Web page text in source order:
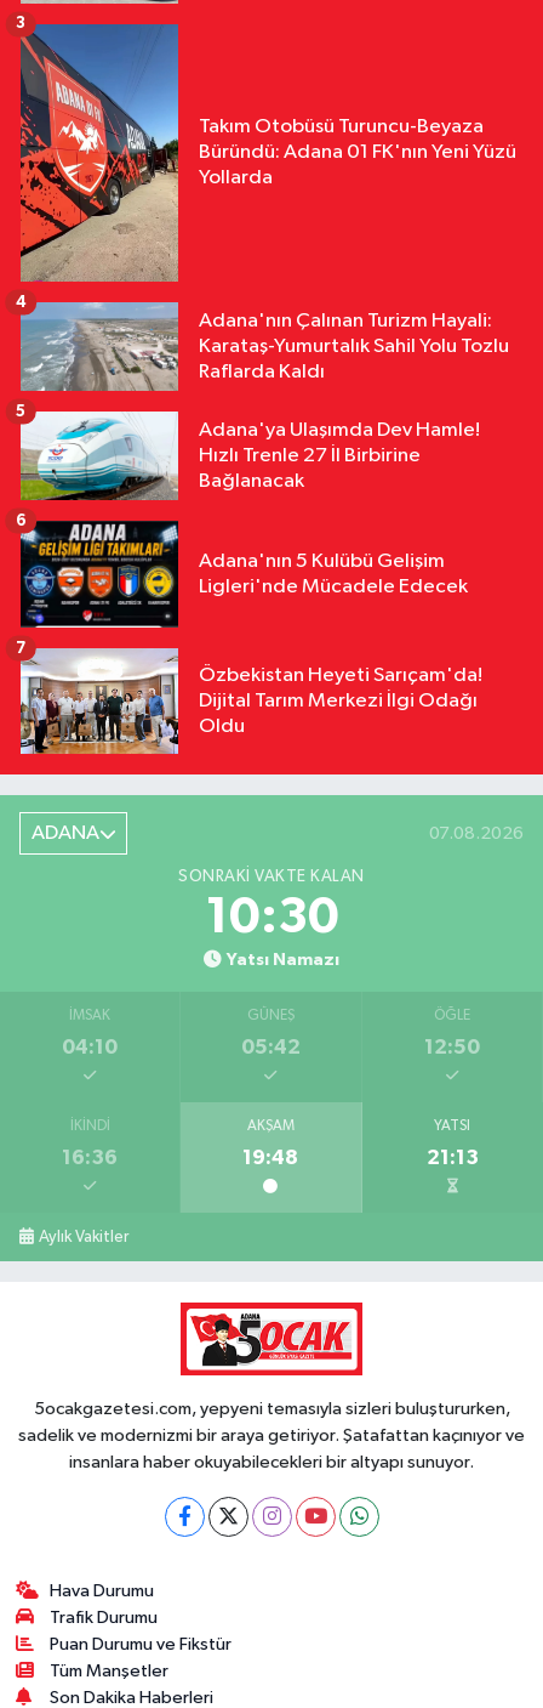
Takım Otobüsü Turuncu-Beyaza
Büründü: Adana 01 FK'nın Yeni Yüzü
Yollarda
3
Adana'nın Çalınan Turizm Hayali:
Karataş-Yumurtalık Sahil Yolu Tozlu
Raflarda Kaldı
4
Adana'ya Ulaşımda Dev Hamle!
Hızlı Trenle 27 İl Birbirine
Bağlanacak
5
Adana'nın 5 Kulübü Gelişim
Ligleri'nde Mücadele Edecek
6
Özbekistan Heyeti Sarıçam'da!
Dijital Tarım Merkezi İlgi Odağı
Oldu
7
ADANA 07.08.2026
SONRAKI VAKTE KALAN
10:29
Yatsı Namazı
İMSAK
04:10
GÜNEŞ
05:42
ÖĞLE
12:50
İKINDI
16:36
AKŞAM
19:48
YATSI
21:13
Aylık Vakitler
5ocakgazetesi.com, yepyeni temasıyla sizleri buluştururken,
sadelik ve modernizmi bir araya getiriyor. Şatafattan kaçınıyor ve
insanlara haber okuyabilecekleri bir altyapı sunuyor.
Hava Durumu
Trafik Durumu
Puan Durumu ve Fikstür
Tüm Manşetler
Son Dakika Haberleri